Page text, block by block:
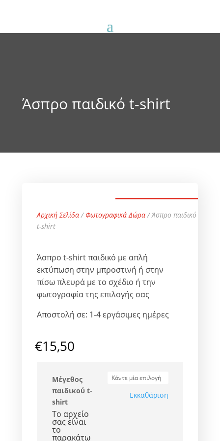
Άσπρο παιδικό t-shirt
Αρχική Σελίδα/ Φωτογραφικά Δώρα/ Άσπρο παιδικό
t-shirt
Άσπρο t-shirt παιδικό με απλή
εκτύπωση στην μπροστινή ή στην
πίσω πλευρά με το σχέδιο ή την
φωτογραφία της επιλογής σας
Αποστολή σε: 1-4 εργάσιμες ημέρες
€15,50
Μέγεθος
παιδικού t-
shirt
Εκκαθάριση
Το αρχείο
σας είναι
το
παρακάτω